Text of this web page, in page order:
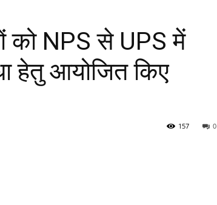
को NPS से UPS में
हेतु आयोजित किए
0
157